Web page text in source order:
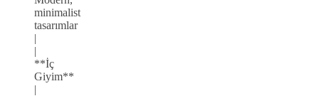
minimalist
tasarımlar
|
|
**İç
Giyim**
|